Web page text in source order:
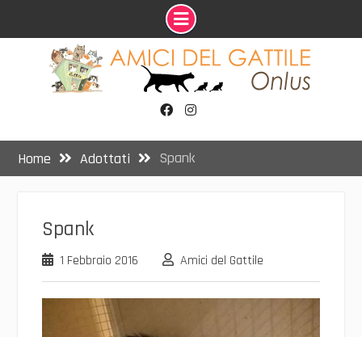
Home
Adottati Spank
Spank
1 Febbraio 2016 Amici del Gattile